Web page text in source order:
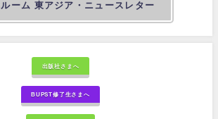
ーム 東アジア・ニュースレター
出版社さまへ
BUPST修了生さまへ